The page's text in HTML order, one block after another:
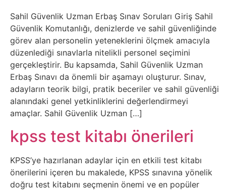
Film
Diğer
Sosyal
Medyalar
Din
Dokümanlar
Download
Sahil Güvenlik Uzman Erbaş Sınav Soruları Giriş Sahil
Güvenlik Komutanlığı, denizlerde ve sahil güvenliğinde
görev alan personelin yeteneklerini ölçmek amacıyla
düzenlediği sınavlarla nitelikli personel seçimini
gerçekleştirir. Bu kapsamda, Sahil Güvenlik Uzman
Erbaş Sınavı da önemli bir aşamayı oluşturur. Sınav,
adayların teorik bilgi, pratik beceriler ve sahil güvenliği
alanındaki genel yetkinliklerini değerlendirmeyi
amaçlar. Sahil Güvenlik Uzman […]
kpss test kitabı önerileri
KPSS’ye hazırlanan adaylar için en etkili test kitabı
önerilerini içeren bu makalede, KPSS sınavına yönelik
doğru test kitabını seçmenin önemi ve en popüler